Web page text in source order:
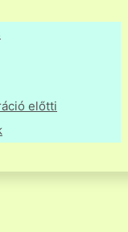
előtti